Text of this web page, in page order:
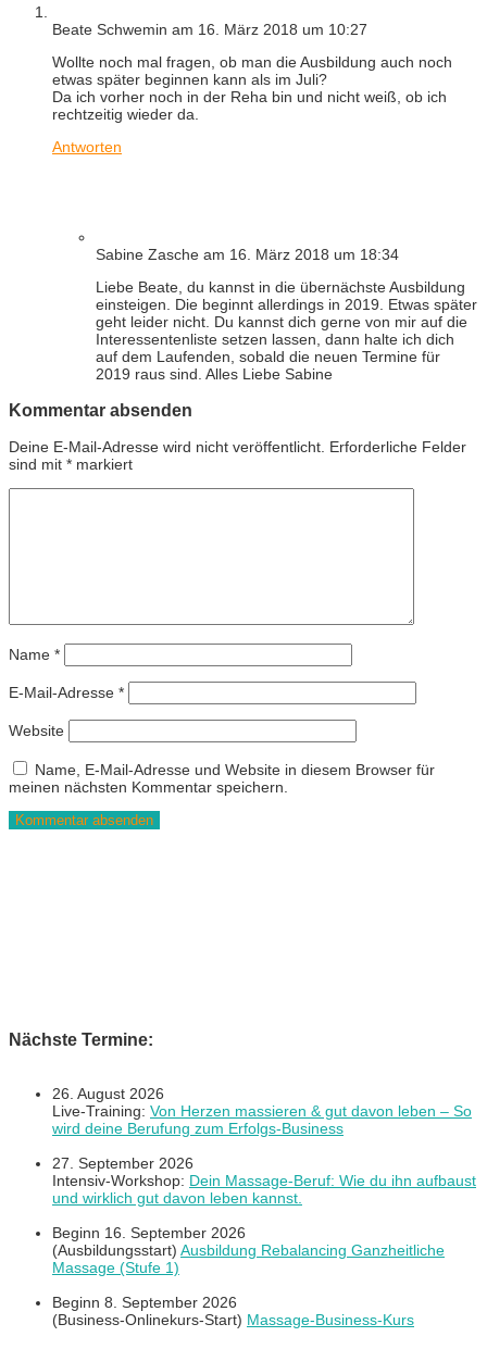
Beate Schwemin am 16. März 2018 um 10:27
Wollte noch mal fragen, ob man die Ausbildung auch noch
etwas später beginnen kann als im Juli?
Da ich vorher noch in der Reha bin und nicht weiß, ob ich
rechtzeitig wieder da.
Antworten
Sabine Zasche am 16. März 2018 um 18:34
Liebe Beate, du kannst in die übernächste Ausbildung
einsteigen. Die beginnt allerdings in 2019. Etwas später
geht leider nicht. Du kannst dich gerne von mir auf die
Interessentenliste setzen lassen, dann halte ich dich
auf dem Laufenden, sobald die neuen Termine für
2019 raus sind. Alles Liebe Sabine
Kommentar absenden
Deine E-Mail-Adresse wird nicht veröffentlicht. Erforderliche Felder
sind mit * markiert
Name *
E-Mail-Adresse *
Website
Name, E-Mail-Adresse und Website in diesem Browser für
meinen nächsten Kommentar speichern.
Nächste Termine:
26. August 2026
Live-Training: Von Herzen massieren & gut davon leben – So
wird deine Berufung zum Erfolgs-Business
27. September 2026
Intensiv-Workshop: Dein Massage-Beruf: Wie du ihn aufbaust
und wirklich gut davon leben kannst.
Beginn 16. September 2026
(Ausbildungsstart) Ausbildung Rebalancing Ganzheitliche
Massage (Stufe 1)
Beginn 8. September 2026
(Business-Onlinekurs-Start) Massage-Business-Kurs